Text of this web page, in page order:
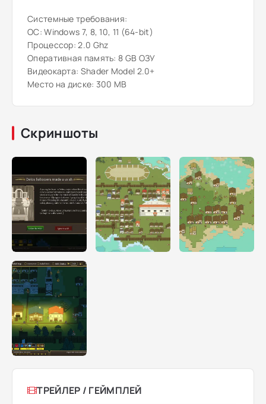
Системные требования:
ОС: Windows 7, 8, 10, 11 (64-bit)
Процессор: 2.0 Ghz
Оперативная память: 8 GB ОЗУ
Видеокарта: Shader Model 2.0+
Место на диске: 300 MB
Скриншоты
ТРЕЙЛЕР / ГЕЙМПЛЕЙ